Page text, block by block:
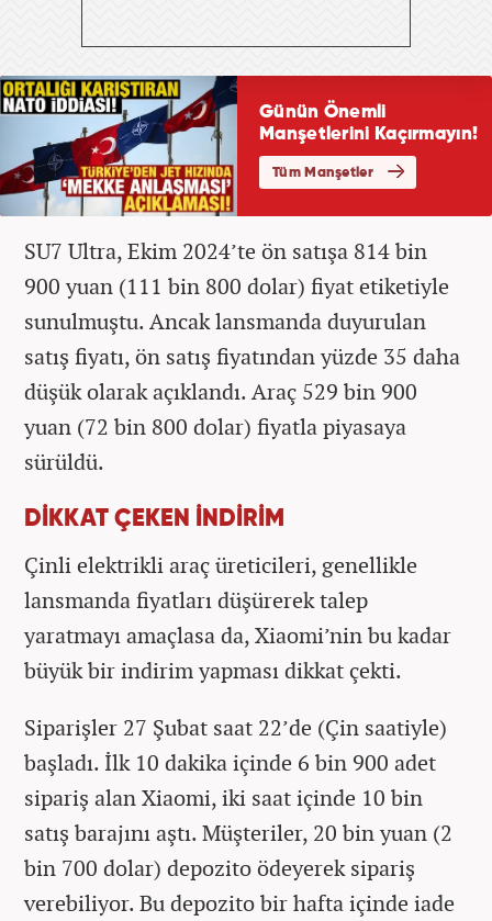
SU7 Ultra, Ekim 2024’te ön satışa 814 bin
900 yuan (111 bin 800 dolar) fiyat etiketiyle
sunulmuştu. Ancak lansmanda duyurulan
satış fiyatı, ön satış fiyatından yüzde 35 daha
düşük olarak açıklandı. Araç 529 bin 900
yuan (72 bin 800 dolar) fiyatla piyasaya
sürüldü.
DİKKAT ÇEKEN İNDİRİM
Çinli elektrikli araç üreticileri, genellikle
lansmanda fiyatları düşürerek talep
yaratmayı amaçlasa da, Xiaomi’nin bu kadar
büyük bir indirim yapması dikkat çekti.
Siparişler 27 Şubat saat 22’de (Çin saatiyle)
başladı. İlk 10 dakika içinde 6 bin 900 adet
sipariş alan Xiaomi, iki saat içinde 10 bin
satış barajını aştı. Müşteriler, 20 bin yuan (2
bin 700 dolar) depozito ödeyerek sipariş
verebiliyor. Bu depozito bir hafta içinde iade